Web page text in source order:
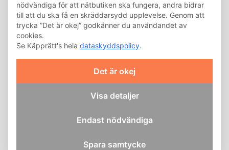
Kontakta oss
Hur kan vi hjälpa dig? Skicka ett meddelande så
återkommer vi inom kort. Du når oss även på
telefon vardagar mellan 09:00-16:00.
nödvändiga för att nätbutiken ska fungera, andra bidrar
till att du ska få en skräddarsydd upplevelse. Genom att
trycka ”Det är okej” godkänner du användandet av
cookies.
Se Käpprätt's hela dataskyddspolicy.
Det är okej
Visa detaljer
Endast nödvändiga
Spara samtycke